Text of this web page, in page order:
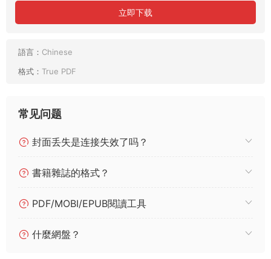
立即下载
語言： Chinese
格式： True PDF
常见问题
封面丢失是连接失效了吗？
書籍雜誌的格式？
PDF/MOBI/EPUB閱讀工具
什麼網盤？